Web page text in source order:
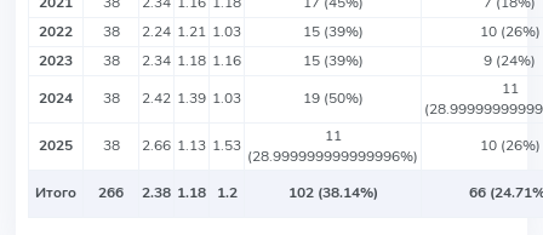
2022
38 2.24 1.21 1.03 15 (39%)
10 (26%)
2023
38 2.34 1.18 1.16 15 (39%)
9 (24%)
2024
38 2.42 1.39 1.03 19 (50%)
11
2025
38 2.66 1.13 1.53
11
(28.999999999999996%)
10 (26%)
Итого 266 2.38 1.18 1.2 102 (38.14%) 66